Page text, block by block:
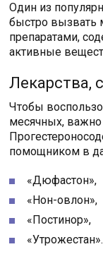
Один из
быстро вызвать
препаратами,
активные
Лекарства,
Чтобы
месячных, важно
помощником в
«Дюфастон»,
«Нон-овлон»,
«Постинор»,
«Утрожестан».